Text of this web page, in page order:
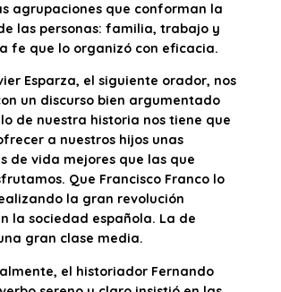
agrupaciones que conforman la
las personas: familia, trabajo y
fe que lo organizó con eficacia.
el siguiente orador, nos
un discurso bien argumentado
de nuestra historia nos tiene que
a nuestros hijos unas
de vida mejores que las que
Que Francisco Franco lo
la gran revolución
la sociedad española. La de
gran clase media.
el historiador Fernando